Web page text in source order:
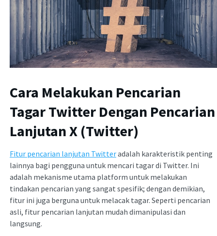
Cara Melakukan Pencarian
Tagar Twitter Dengan Pencarian
Lanjutan X (Twitter)
Fitur pencarian lanjutan Twitteradalah karakteristik penting
lainnya bagi pengguna untuk mencari tagar di Twitter. Ini
adalah mekanisme utama platform untuk melakukan
tindakan pencarian yang sangat spesifik; dengan demikian,
fitur ini juga berguna untuk melacak tagar. Seperti pencarian
asli, fitur pencarian lanjutan mudah dimanipulasi dan
langsung.